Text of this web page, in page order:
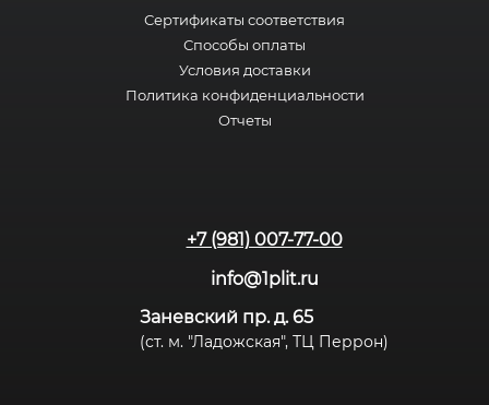
Сертификаты соответствия
Способы оплаты
Условия доставки
Политика конфиденциальности
Отчеты
+7 (981) 007-77-00
info@1plit.ru
Заневский пр. д. 65
(ст. м. "Ладожская", ТЦ Перрон)